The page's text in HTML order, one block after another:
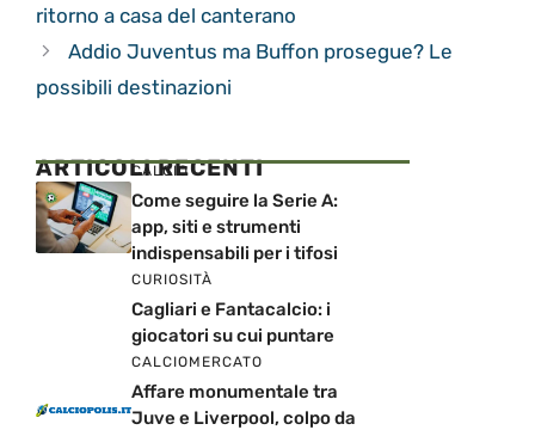
ritorno a casa del canterano
Addio Juventus ma Buffon prosegue? Le
possibili destinazioni
ARTICOLI RECENTI
CALCIO
Come seguire la Serie A:
app, siti e strumenti
indispensabili per i tifosi
CURIOSITÀ
Cagliari e Fantacalcio: i
giocatori su cui puntare
CALCIOMERCATO
Affare monumentale tra
Juve e Liverpool, colpo da